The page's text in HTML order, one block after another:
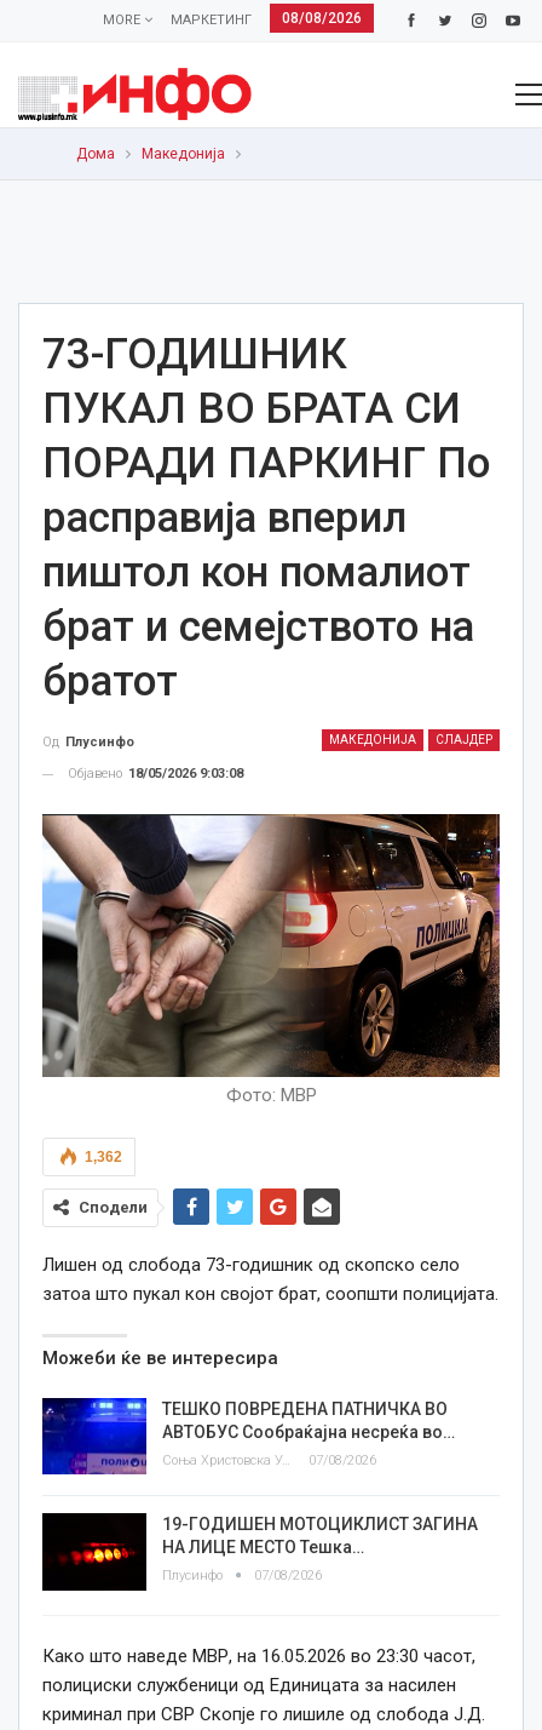
08/08/2026
МАРКЕТИНГ
MORE
Дома Македонија
73-ГОДИШНИК
ПУКАЛ ВО БРАТА СИ
ПОРАДИ ПАРКИНГ По
расправија вперил
пиштол кон помалиот
брат и семејството на
братот
МАКЕДОНИЈА СЛАЈДЕР
Од Плусинфо
Објавено 18/05/2026 9:03:08
Фото: МВР
1,362
Сподели
Лишен од слобода 73-годишник од скопско село
затоа што пукал кон својот брат, соопшти полицијата.
Можеби ќе ве интересира
ТЕШКО ПОВРЕДЕНА ПАТНИЧКА ВО
АВТОБУС Сообраќајна несреќа во…
Соња Христовска Угриновска 07/08/2026
19-ГОДИШЕН МОТОЦИКЛИСТ ЗАГИНА
НА ЛИЦЕ МЕСТО Тешка…
Плусинфо 07/08/2026
Како што наведе МВР, на 16.05.2026 во 23:30 часот,
полициски службеници од Единицата за насилен
криминал при СВР Скопје го лишиле од слобода Ј.Д.